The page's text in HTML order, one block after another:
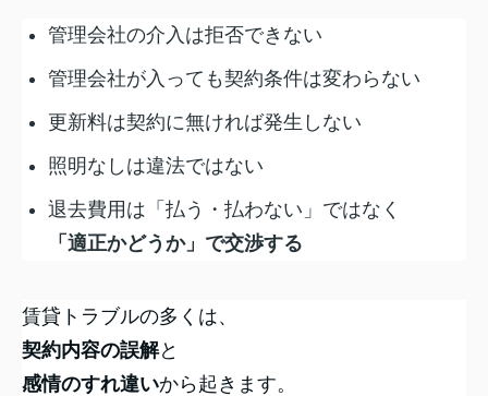
管理会社の介入は拒否できない
管理会社が入っても契約条件は変わらない
更新料は契約に無ければ発生しない
照明なしは違法ではない
退去費用は「払う・払わない」ではなく
「適正かどうか」で交渉する
賃貸トラブルの多くは、
契約内容の誤解と
感情のすれ違いから起きます。